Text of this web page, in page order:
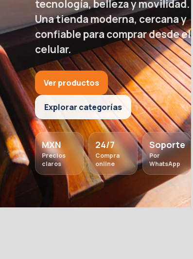
tecnología, belleza y movilidad.
Una tienda moderna, cercana y
confiable para comprar desde el
celular.
Ver productos
Explorar categorías
MXN
Precios
claros
24/7
Compra
online
Soporte
Por
WhatsApp
Claro
Información
visible
Seguro
confiable
Rápido
Menos
fricción
Ver productos
Hablar por WhatsApp
Apoyo
Atención
Entrega
Rastreable
Compra
Fácil en
móvil